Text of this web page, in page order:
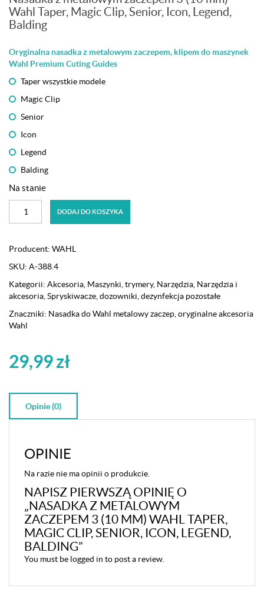
Wahl Taper, Magic Clip, Senior, Icon, Legend,
Balding
Oryginalna nasadka z metalowym zaczepem, klipem do maszynek
Wahl Premium Cuting Guides
Taper wszystkie modele
Magic Clip
Senior
Icon
Legend
Balding
Na stanie
metalowym
3
(10
mm)
Wahl
Taper,
Senior,
DODAJ DO KOSZYKA
Producent: WAHL
SKU: A-388.4
Kategorii: Akcesoria Maszynki, trymery, Narzędzia Narzędzia i
akcesoria Spryskiwacze, dozowniki, dezynfekcja pozostałe
Znaczniki: Nasadka do Wahl metalowy zaczep oryginalne akcesoria
Wahl
29,99zł
Opinie (0)
OPINIE
Na razie nie ma opinii o produkcie.
NAPISZ PIERWSZĄ OPINIĘ O
„NASADKA Z METALOWYM
ZACZEPEM 3 (10 MM) WAHL TAPER,
MAGIC CLIP, SENIOR, ICON, LEGEND,
BALDING”
You must be logged in to post a review.